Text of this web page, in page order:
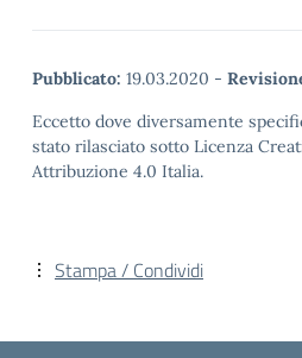
Pubblicato: 19.03.2020 -
Eccetto dove diversamente
stato rilasciato sotto Licenza
Attribuzione 4.0 Italia.
Stampa / Condividi